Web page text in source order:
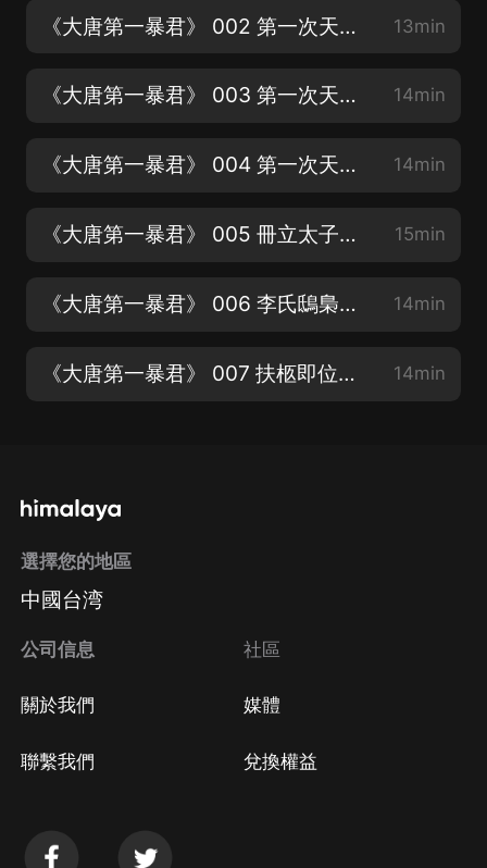
《大唐第一暴君》 002 第一次天佑政變（一）（歡迎訂閱，轉發，評論，點讚） 13min
《大唐第一暴君》 003 第一次天佑政變（二）（歡迎訂閱，轉發，評論，點讚） 14min
《大唐第一暴君》 004 第一次天佑政變（三）（歡迎訂閱，轉發，評論，點讚） 14min
《大唐第一暴君》 005 冊立太子（歡迎訂閱，轉發，評論，點讚） 15min
《大唐第一暴君》 006 李氏鴟梟（歡迎訂閱，轉發，評論，點讚） 14min
《大唐第一暴君》 007 扶柩即位（歡迎訂閱，轉發，評論，點讚） 14min
選擇您的地區
中國台湾
公司信息
關於我們
聯繫我們
社區
媒體
兌換權益